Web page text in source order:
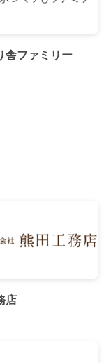
舎ファミリー
店